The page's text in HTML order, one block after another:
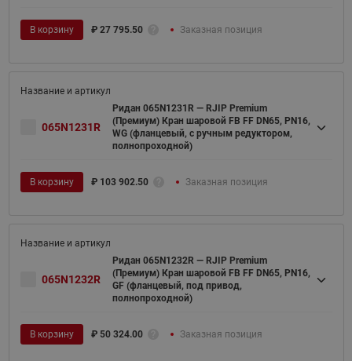
В корзину ₽ 27 795.50 Заказная позиция
065N1231R
Ридан 065N1231R — RJIP Premium
(Премиум) Кран шаровой FB FF DN65, PN16,
WG (фланцевый, с ручным редуктором,
полнопроходной)
В корзину ₽ 103 902.50 Заказная позиция
065N1232R
Ридан 065N1232R — RJIP Premium
(Премиум) Кран шаровой FB FF DN65, PN16,
GF (фланцевый, под привод,
полнопроходной)
В корзину ₽ 50 324.00 Заказная позиция